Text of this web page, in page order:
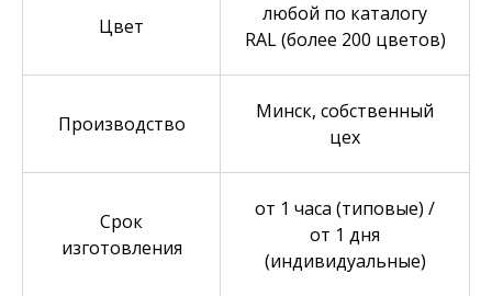
Цвет
любой по каталогу
RAL (более 200 цветов)
Производство
Минск, собственный
цех
Срок
изготовления
от 1 часа (типовые) /
от 1 дня
(индивидуальные)